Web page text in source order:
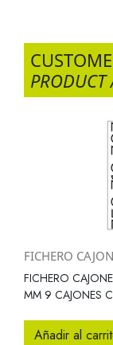
PRODUCT
FICHERO
FICHERO
MM 9 CAJONES
Añadir al